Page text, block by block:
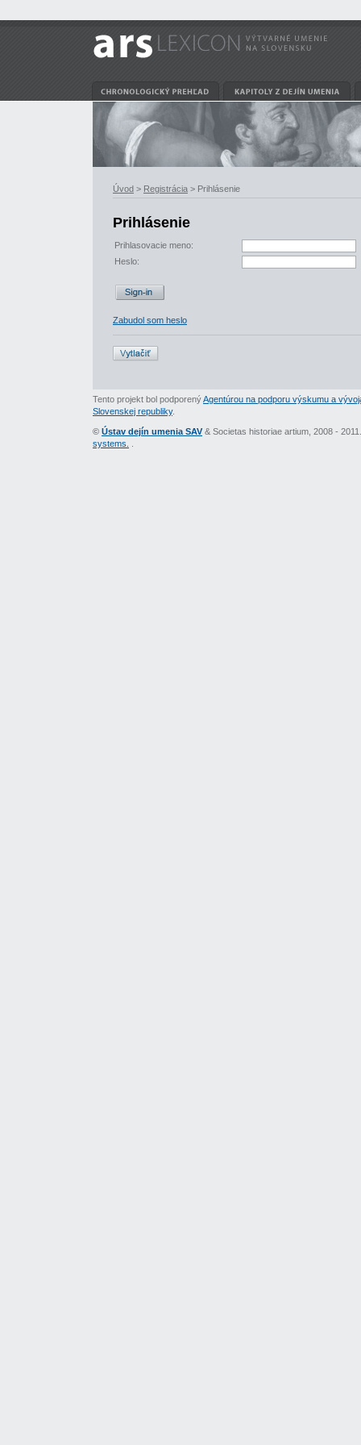
Úvod > Registrácia > Prihlásenie
Prihlásenie
Prihlasovacie meno:
Heslo:
Zabudol som heslo
Tento projekt bol podporenýAgentúrou na podporu výskumu a
Slovenskej republiky.
© Ústav dejín umenia SAV & Societas historiae artium, 2008 -
systems.